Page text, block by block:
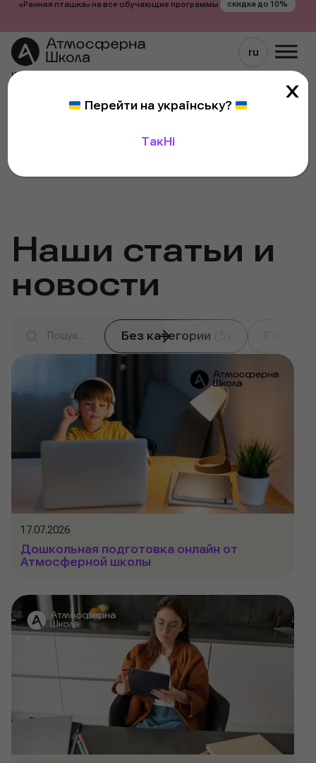
«Ранняя пташка» на все обучающие программы скидка до 10%
Наши статьи и
новости
Без категории
17.07.2026
Дошкольная подготовка онлайн от
Атмосферной школы
Перейти на українську?
ТакНі
X